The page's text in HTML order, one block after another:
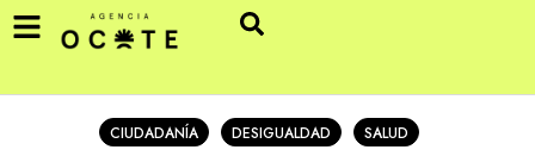
CIUDADANÍA DESIGUALDAD SALUD